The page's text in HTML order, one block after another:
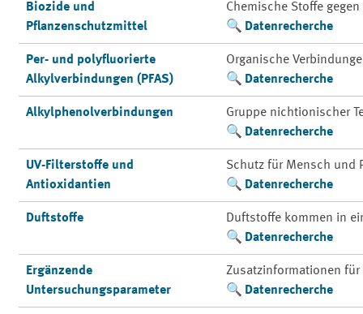
Biozide und
Pflanzenschutzmittel
Chemische Stoffe
Datenrecherche
Per- und polyfluorierte
Alkylverbindungen (PFAS)
Organische
Datenrecherche
Alkylphenolverbindungen
Gruppe nichtionischer
Datenrecherche
UV-Filterstoffe und
Antioxidantien
Schutz für Mensch und
Datenrecherche
Duftstoffe
Duftstoffe kommen in
Datenrecherche
Ergänzende
Untersuchungsparameter
Zusatzinformationen
Datenrecherche